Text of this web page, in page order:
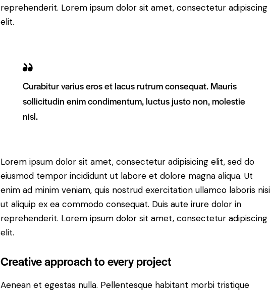
reprehenderit. Lorem ipsum dolor sit amet, consectetur adipiscing
elit.
Curabitur varius eros et lacus rutrum consequat. Mauris
sollicitudin enim condimentum, luctus justo non, molestie
nisl.
Lorem ipsum dolor sit amet, consectetur adipisicing elit, sed do
eiusmod tempor incididunt ut labore et dolore magna aliqua. Ut
enim ad minim veniam, quis nostrud exercitation ullamco laboris nisi
ut aliquip ex ea commodo consequat. Duis aute irure dolor in
reprehenderit. Lorem ipsum dolor sit amet, consectetur adipiscing
elit.
Creative approach to every project
Aenean et egestas nulla. Pellentesque habitant morbi tristique